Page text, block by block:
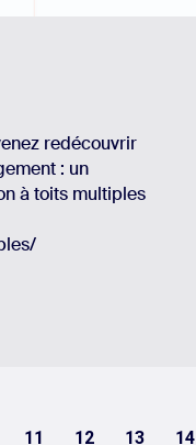
redécouvrir
: un
à toits multiples
11 12 13 14